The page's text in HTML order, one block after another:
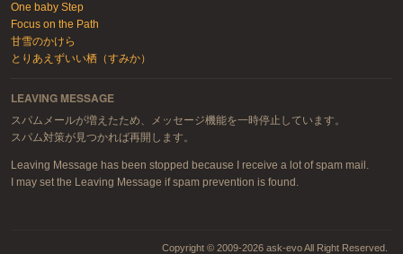
One baby Step
Focus on the Path
甘雪のかけら
とりあえずいい栖（すみか）
LEAVING MESSAGE
スパムメールが増えたため、メッセージ機能を一時停止しています。
スパム対策が見つかれば再開します。
Leaving Message has been stopped because I receive a lot of spam mail.
I may set the Leaving Message if spam prevention is found.
Copyright © 2009-2026 ask-evo All Right Reserved.